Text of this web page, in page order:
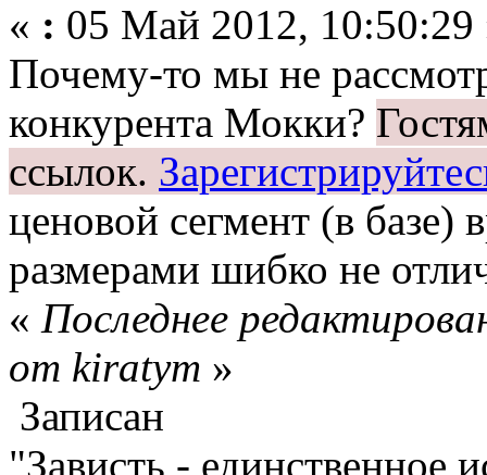
« : 05 Май 2012, 10:50:29
Почему-то мы не
конкурента Мокки?
ссылок.
ценовой сегмент (в базе)
размерами шибко не
« Последнее
от kiratym »
Записан
"Зависть - единственное